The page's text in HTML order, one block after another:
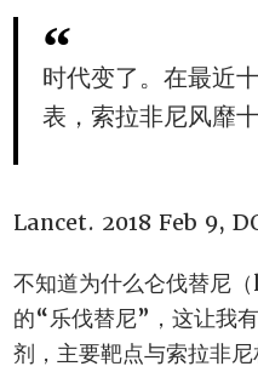
时代变了。在最近
表，索拉非尼风靡
Lancet. 2018 Feb 9,
不知道为什么仑伐替尼
的“乐伐替尼”，这让我
剂，主要靶点与索拉非